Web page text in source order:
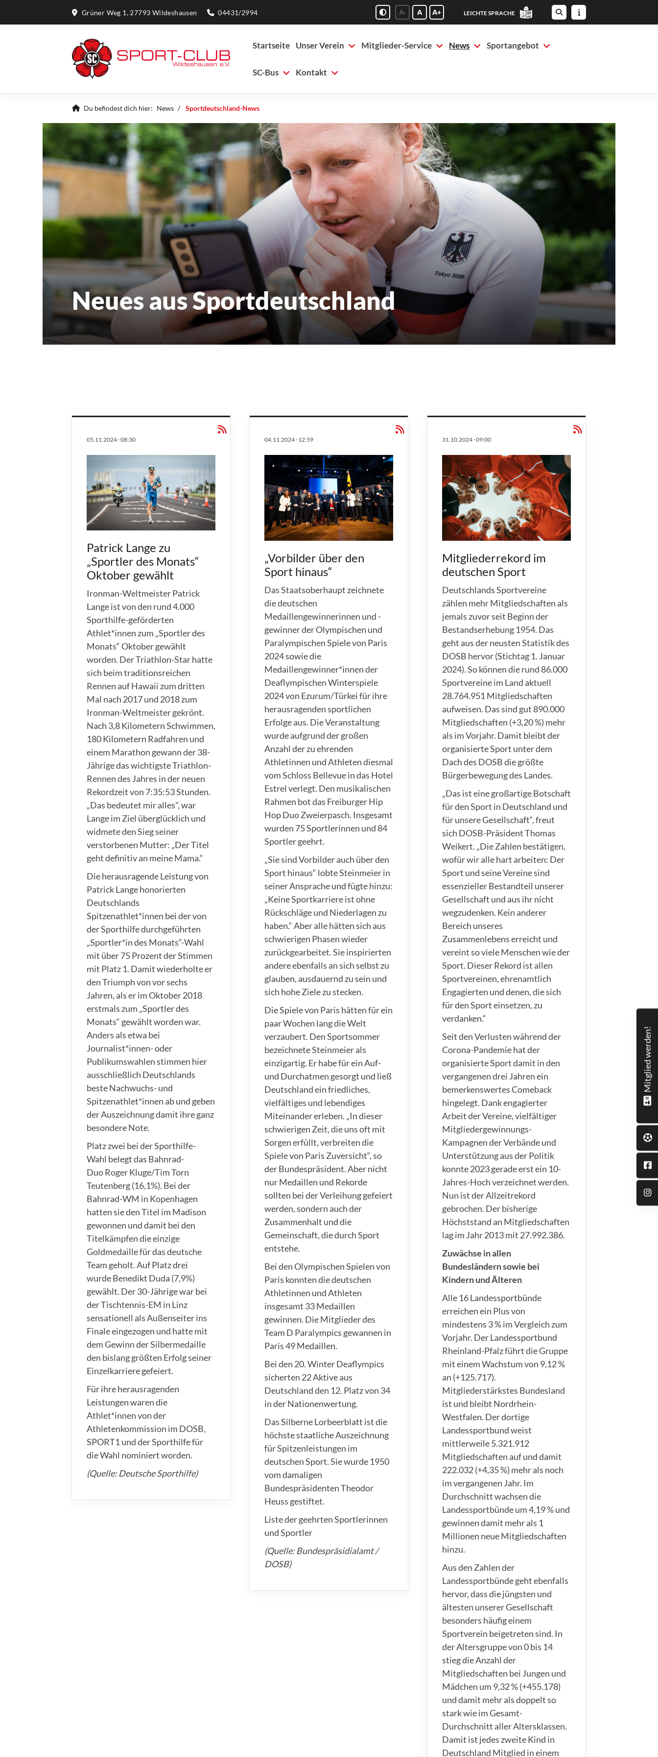
Grüner Weg 1, 27793 Wildeshausen 04431/2994 A- A A+ LEICHTE SPRACHE
Startseite Unser Verein Mitglieder-Service News Sportangebot
SC-Bus Kontakt
Du befindest dich hier: News Sportdeutschland-News
Neues aus Sportdeutschland
05.11.2024·08:30
Patrick Lange zu
„Sportler des Monats“
Oktober gewählt
Ironman-Weltmeister Patrick
Lange ist von den rund 4.000
Sporthilfe-geförderten
Athlet*innen zum „Sportler des
Monats“ Oktober gewählt
worden. Der Triathlon-Star hatte
sich beim traditionsreichen
Rennen auf Hawaii zum dritten
Mal nach 2017 und 2018 zum
Ironman-Weltmeister gekrönt.
Nach 3,8 Kilometern Schwimmen,
180 Kilometern Radfahren und
einem Marathon gewann der 38-
Jährige das wichtigste Triathlon-
Rennen des Jahres in der neuen
Rekordzeit von 7:35:53 Stunden.
„Das bedeutet mir alles", war
Lange im Ziel überglücklich und
widmete den Sieg seiner
verstorbenen Mutter: „Der Titel
geht definitiv an meine Mama.“
Die herausragende Leistung von
Patrick Lange honorierten
Deutschlands
Spitzenathlet*innen bei der von
der Sporthilfe durchgeführten
„Sportler*in des Monats“-Wahl
mit über 75 Prozent der Stimmen
mit Platz 1. Damit wiederholte er
den Triumph von vor sechs
Jahren, als er im Oktober 2018
erstmals zum „Sportler des
Monats“ gewählt worden war.
Anders als etwa bei
Journalist*innen- oder
Publikumswahlen stimmen hier
ausschließlich Deutschlands
beste Nachwuchs- und
Spitzenathlet*innen ab und geben
der Auszeichnung damit ihre ganz
besondere Note.
Platz zwei bei der Sporthilfe-
Wahl belegt das Bahnrad-
Duo Roger Kluge/Tim Torn
Teutenberg (16,1%). Bei der
Bahnrad-WM in Kopenhagen
hatten sie den Titel im Madison
gewonnen und damit bei den
Titelkämpfen die einzige
Goldmedaille für das deutsche
Team geholt. Auf Platz drei
wurde Benedikt Duda (7,9%)
gewählt. Der 30-Jährige war bei
der Tischtennis-EM in Linz
sensationell als Außenseiter ins
Finale eingezogen und hatte mit
dem Gewinn der Silbermedaille
den bislang größten Erfolg seiner
Einzelkarriere gefeiert.
Für ihre herausragenden
Leistungen waren die
Athlet*innen von der
Athletenkommission im DOSB,
SPORT1 und der Sporthilfe für
die Wahl nominiert worden.
(Quelle: Deutsche Sporthilfe)
04.11.2024· 12:59
„Vorbilder über den
Sport hinaus“
Das Staatsoberhaupt zeichnete
die deutschen
Medaillengewinnerinnen und -
gewinner der Olympischen und
Paralympischen Spiele von Paris
2024 sowie die
Medaillengewinner*innen der
Deaflympischen Winterspiele
2024 von Ezurum/Türkei für ihre
herausragenden sportlichen
Erfolge aus. Die Veranstaltung
wurde aufgrund der großen
Anzahl der zu ehrenden
Athletinnen und Athleten diesmal
vom Schloss Bellevue in das Hotel
Estrel verlegt. Den musikalischen
Rahmen bot das Freiburger Hip
Hop Duo Zweierpasch. Insgesamt
wurden 75 Sportlerinnen und 84
Sportler geehrt.
„Sie sind Vorbilder auch über den
Sport hinaus“ lobte Steinmeier in
seiner Ansprache und fügte hinzu:
„Keine Sportkarriere ist ohne
Rückschläge und Niederlagen zu
haben.“ Aber alle hätten sich aus
schwierigen Phasen wieder
zurückgearbeitet. Sie inspirierten
andere ebenfalls an sich selbst zu
glauben, ausdauernd zu sein und
sich hohe Ziele zu stecken.
Die Spiele von Paris hätten für ein
paar Wochen lang die Welt
verzaubert. Den Sportsommer
bezeichnete Steinmeier als
einzigartig. Er habe für ein Auf-
und Durchatmen gesorgt und ließ
Deutschland ein friedliches,
vielfältiges und lebendiges
Miteinander erleben. „In dieser
schwierigen Zeit, die uns oft mit
Sorgen erfüllt, verbreiten die
Spiele von Paris Zuversicht“, so
der Bundespräsident. Aber nicht
nur Medaillen und Rekorde
sollten bei der Verleihung gefeiert
werden, sondern auch der
Zusammenhalt und die
Gemeinschaft, die durch Sport
entstehe.
Bei den Olympischen Spielen von
Paris konnten die deutschen
Athletinnen und Athleten
insgesamt 33 Medaillen
gewinnen. Die Mitglieder des
Team D Paralympics gewannen in
Paris 49 Medaillen.
Bei den 20. Winter Deaflympics
sicherten 22 Aktive aus
Deutschland den 12. Platz von 34
in der Nationenwertung.
Das Silberne Lorbeerblatt ist die
höchste staatliche Auszeichnung
für Spitzenleistungen im
deutschen Sport. Sie wurde 1950
vom damaligen
Bundespräsidenten Theodor
Heuss gestiftet.
Liste der geehrten Sportlerinnen
und Sportler
(Quelle: Bundespräsidialamt /
DOSB)
31.10.2024·09:00
Mitgliederrekord im
deutschen Sport
Deutschlands Sportvereine
zählen mehr Mitgliedschaften als
jemals zuvor seit Beginn der
Bestandserhebung 1954. Das
geht aus der neusten Statistik des
DOSB hervor (Stichtag 1. Januar
2024). So können die rund 86.000
Sportvereine im Land aktuell
28.764.951 Mitgliedschaften
aufweisen. Das sind gut 890.000
Mitgliedschaften (+3,20 %) mehr
als im Vorjahr. Damit bleibt der
organisierte Sport unter dem
Dach des DOSB die größte
Bürgerbewegung des Landes.
„Das ist eine großartige Botschaft
für den Sport in Deutschland und
für unsere Gesellschaft“, freut
sich DOSB-Präsident Thomas
Weikert. „Die Zahlen bestätigen,
wofür wir alle hart arbeiten: Der
Sport und seine Vereine sind
essenzieller Bestandteil unserer
Gesellschaft und aus ihr nicht
wegzudenken. Kein anderer
Bereich unseres
Zusammenlebens erreicht und
vereint so viele Menschen wie der
Sport. Dieser Rekord ist allen
Sportvereinen, ehrenamtlich
Engagierten und denen, die sich
für den Sport einsetzen, zu
verdanken.“
Seit den Verlusten während der
Corona-Pandemie hat der
organisierte Sport damit in den
vergangenen drei Jahren ein
bemerkenswertes Comeback
hingelegt. Dank engagierter
Arbeit der Vereine, vielfältiger
Mitgliedergewinnungs-
Kampagnen der Verbände und
Unterstützung aus der Politik
konnte 2023 gerade erst ein 10-
Jahres-Hoch verzeichnet werden.
Nun ist der Allzeitrekord
gebrochen. Der bisherige
Höchststand an Mitgliedschaften
lag im Jahr 2013 mit 27.992.386.
Zuwächse in allen
Bundesländern sowie bei
Kindern und Älteren
Alle 16 Landessportbünde
erreichen ein Plus von
mindestens 3 % im Vergleich zum
Vorjahr. Der Landessportbund
Rheinland-Pfalz führt die Gruppe
mit einem Wachstum von 9,12 %
an (+125.717).
Mitgliederstärkstes Bundesland
ist und bleibt Nordrhein-
Westfalen. Der dortige
Landessportbund weist
mittlerweile 5.321.912
Mitgliedschaften auf und damit
222.032 (+4,35 %) mehr als noch
im vergangenen Jahr. Im
Durchschnitt wachsen die
Landessportbünde um 4,19 % und
gewinnen damit mehr als 1
Millionen neue Mitgliedschaften
hinzu.
Aus den Zahlen der
Landessportbünde geht ebenfalls
hervor, dass die jüngsten und
ältesten unserer Gesellschaft
besonders häufig einem
Sportverein beigetreten sind. In
der Altersgruppe von 0 bis 14
stieg die Anzahl der
Mitgliedschaften bei Jungen und
Mädchen um 9,32 % (+455.178)
und damit mehr als doppelt so
stark wie im Gesamt-
Durchschnitt aller Altersklassen.
Damit ist jedes zweite Kind in
Deutschland Mitglied in einem
Mitglied werden!
Quicklinks
Sportangebote finden
Unser Sportangebot
Sportsuche
Ausfälle und Vertretungen
Mitglieder-Service
Alles zur Mitgliedschaft
Downloads
Fragen & Antworten
Geschäftsstelle
SC Wildeshausen
Grüner Weg 1
27793 Wildeshausen
04431/2994
moin@scwildeshausen.de